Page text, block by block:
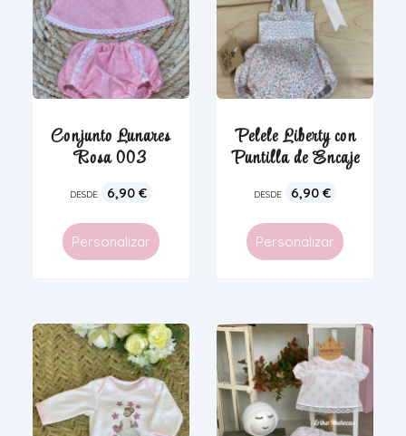
Conjunto Lunares
Rosa 003
DESDE 6,90 €
Personalizar
Pelele Liberty con
Puntilla de Encaje
DESDE 6,90€
Personalizar